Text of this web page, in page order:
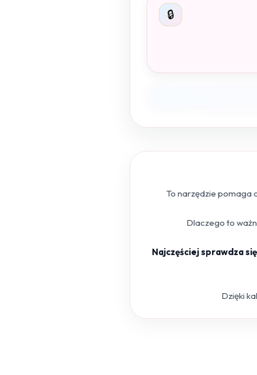
🔒
To narzędzie pomaga
Dlaczego to
Najczęściej sprawdza
Dzięki